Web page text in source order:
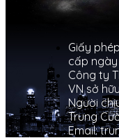
Giấy
cấp ngày
Công ty
VN sở
Người
Trung
Email: